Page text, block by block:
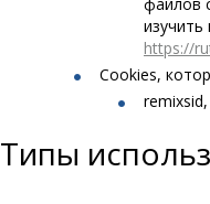
https://
Cookies,
Типы